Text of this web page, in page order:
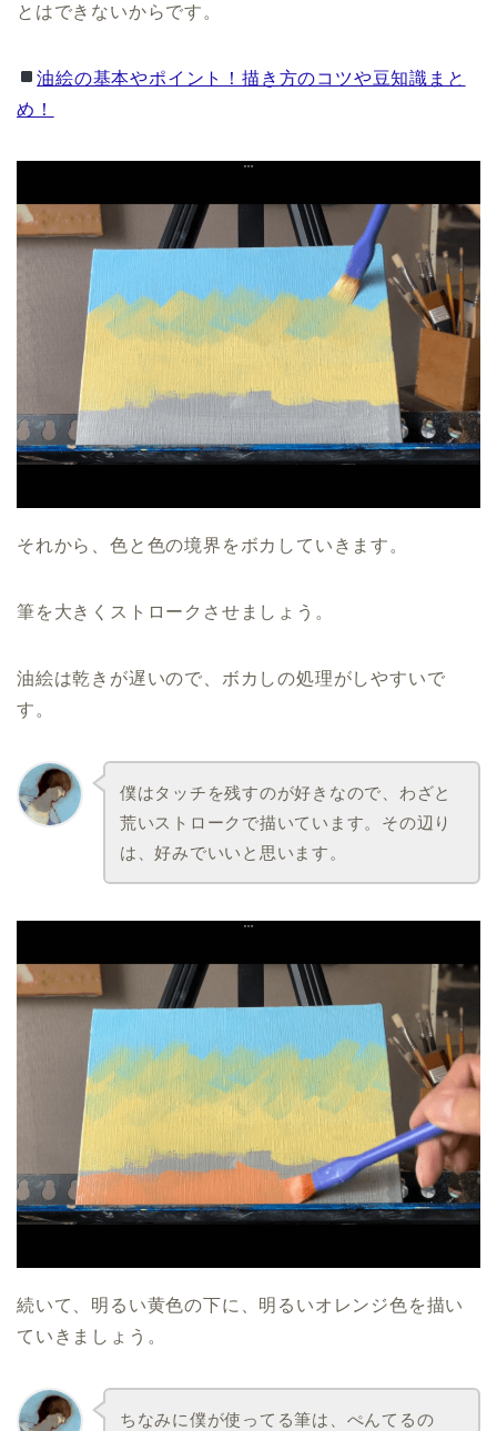
とはできないからです。
油絵の基本やポイント！描き方のコツや豆知識まと
め！
それから、色と色の境界をボカしていきます。
筆を大きくストロークさせましょう。
油絵は乾きが遅いので、ボカしの処理がしやすいで
す。
僕はタッチを残すのが好きなので、わざと
荒いストロークで描いています。その辺り
は、好みでいいと思います。
続いて、明るい黄色の下に、明るいオレンジ色を描い
ていきましょう。
ちなみに僕が使ってる筆は、ぺんてるの